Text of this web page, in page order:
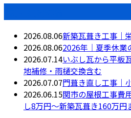
2026.08.06新築瓦葺き工事｜
2026.08.062026年｜夏季休業
2026.07.14いぶし瓦から平板
地補修・雨樋交換含む
2026.07.07門葺き直し工事｜
2026.06.15関市の屋根工事費
し8万円〜新築瓦葺き160万円